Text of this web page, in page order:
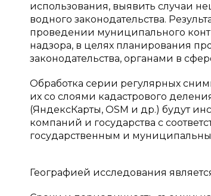
использования, выявить случаи
водного законодательства.
проведении муниципального
надзора, в целях планирования
законодательства, органами в
Обработка серии регулярных
их со слоями кадастрового
(ЯндексКарты, OSM и др.) будут
компаний и государства с
государственным и
Географией исследования